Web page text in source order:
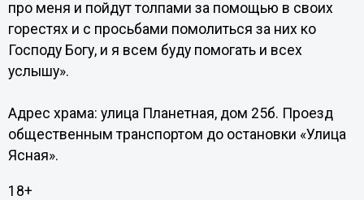
про меня и пойдут толпами за помощью в своих
горестях и с просьбами помолиться за них ко
Господу Богу, и я всем буду помогать и всех
услышу».
Адрес храма: улица Планетная, дом 25б. Проезд
общественным транспортом до остановки «Улица
Ясная».
18+